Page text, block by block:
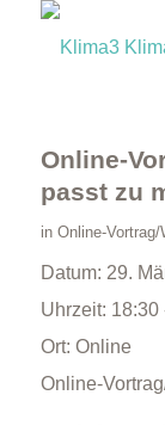
Online-
passt zu
in Online-Vortrag/
Datum: 29.
Uhrzeit: 18:30
Ort: Online
Online-